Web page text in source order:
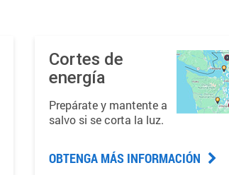
Cortes de
energía
Prepárate y mantente a
salvo si se corta la luz.
OBTENGA MÁS INFORMACIÓN